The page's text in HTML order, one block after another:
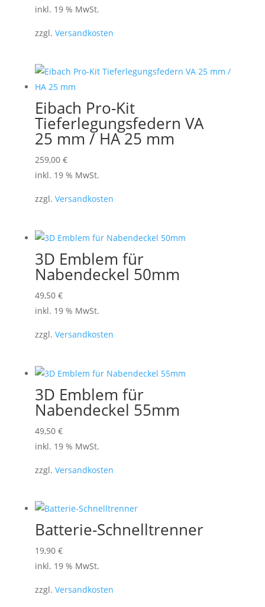
inkl. 19 % MwSt.
zzgl. Versandkosten
Eibach Pro-Kit
Tieferlegungsfedern VA
25 mm / HA 25 mm
259,00 €
inkl. 19 % MwSt.
zzgl. Versandkosten
3D Emblem für
Nabendeckel 50mm
49,50 €
inkl. 19 % MwSt.
zzgl. Versandkosten
3D Emblem für
Nabendeckel 55mm
49,50 €
inkl. 19 % MwSt.
zzgl. Versandkosten
Batterie-Schnelltrenner
19,90 €
inkl. 19 % MwSt.
zzgl. Versandkosten